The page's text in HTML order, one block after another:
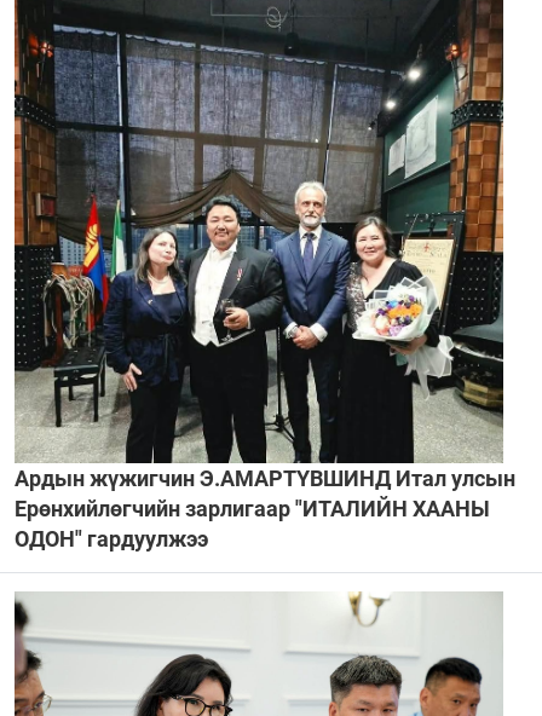
Ардын жүжигчин Э.АМАРТҮВШИНД Итал улсын
Ерөнхийлөгчийн зарлигаар "ИТАЛИЙН ХААНЫ
ОДОН" гардуулжээ